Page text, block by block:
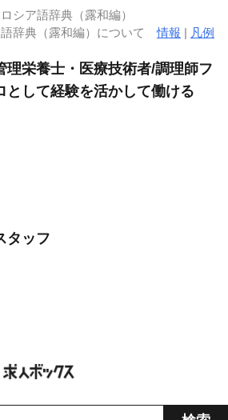
シア語辞典（露和編）
語辞典（露和編）について情報 | 凡例
理栄養士・医療技術者/調理師フ
として経験を活かして働ける
タッフ